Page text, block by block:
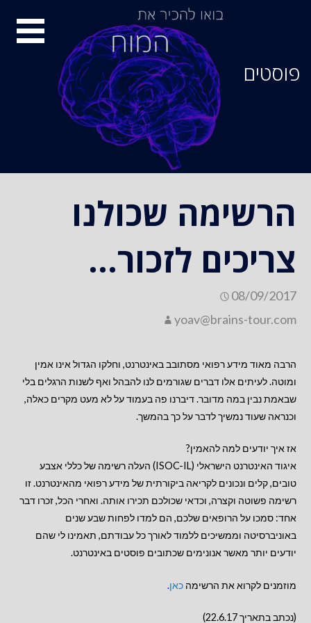
פוסטים
הרשימה שכולנו
צריכים לזכור…
08/09/2017
yoav@brains-tour.com
הרבה מאוד מידע רפואי מסתובב באינטרנט, וחלקו הגדול אינו אמין
ומוטה. לעיתים אלו דברים שגורמים לנו להבהל ואף לשנות הרגלים בלי
שבאמת נבין במה מדובר. דיברנו פה בעמוד על לא מעט מקרים כאלה,
וכנראה שעוד נמשיך לדבר על כך בהמשך.
אז איך יודעים למה להאמין?
איגוד האינטרנט הישראלי (ISOC-IL) העלה רשימה של כללי אצבע
טובים, קלים ונכונים לקריאה ביקורתית של מידע רפואי מהאינטרנט. זו
רשימה פשוטה וקצרה, וכדאי שכולכם תכירו אותה. ואחרי הכל, זכרו דבר
אחד: סמכו על הרופאים שלכם, הם למדו לפחות שבע שנים
באוניברסיטה וממשיכים ללמוד לאורך כל עבודתם, תאמינו לי שהם
יודעים יותר מאשר אנונימים שכתובים פוסטים באינטרנט.
מוזמנים לקרוא את הרשימה כאן.
(נכתב בתאריך 22.6.17)